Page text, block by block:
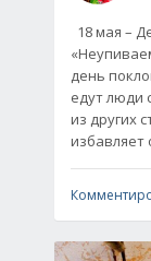
18 мая –
день
едут люди
из других
избавляет